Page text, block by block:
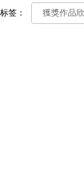
标签： 獲獎作品